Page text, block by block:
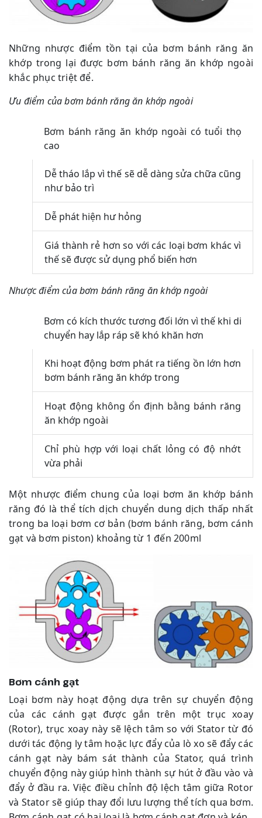
Những nhược điểm tồn tại của bơm bánh răng ăn
khớp trong lại được bơm bánh răng ăn khớp ngoài
khắc phục triệt để.
Ưu điểm của bơm bánh răng ăn khớp ngoài
Bơm bánh răng ăn khớp ngoài có tuổi thọ
cao
Dễ tháo lắp vì thế sẽ dễ dàng sửa chữa cũng
như bảo trì
Dễ phát hiện hư hỏng
Giá thành rẻ hơn so với các loại bơm khác vì
thế sẽ được sử dụng phổ biến hơn
Nhược điểm của bơm bánh răng ăn khớp ngoài
Bơm có kích thước tương đối lớn vì thế khi di
chuyển hay lắp ráp sẽ khó khăn hơn
Khi hoạt động bơm phát ra tiếng ồn lớn hơn
bơm bánh răng ăn khớp trong
Hoạt động không ổn định bằng bánh răng
ăn khớp ngoài
Chỉ phù hợp với loại chất lỏng có độ nhớt
vừa phải
Một nhược điểm chung của loại bơm ăn khớp bánh
răng đó là thể tích dịch chuyển dung dịch thấp nhất
trong ba loại bơm cơ bản (bơm bánh răng, bơm cánh
gạt và bơm piston) khoảng từ 1 đến 200ml
Bơm cánh gạt
Loại bơm này hoạt động dựa trên sự chuyển động
của các cánh gạt được gắn trên một trục xoay
(Rotor), trục xoay này sẽ lệch tâm so với Stator từ đó
dưới tác động ly tâm hoặc lực đẩy của lò xo sẽ đẩy các
cánh gạt này bám sát thành của Stator, quá trình
chuyển động này giúp hình thành sự hút ở đầu vào và
đẩy ở đầu ra. Việc điều chỉnh độ lệch tâm giữa Rotor
và Stator sẽ giúp thay đổi lưu lượng thể tích qua bơm.